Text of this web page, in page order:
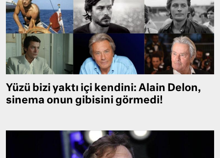
Yüzü bizi yaktı içi kendini: Alain Delon,
sinema onun gibisini görmedi!